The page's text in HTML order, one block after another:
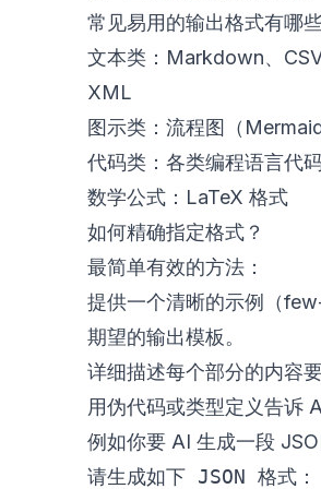
常见易用的输出格式有哪
文本类：Markdown、CSV
XML
图示类：流程图（
代码类：各类编程语言代
数学公式：LaTeX 格式
如何精确指定格式？
最简单有效的方法：
提供一个清晰的示例（
期望的输出模板。
详细描述每个部分的内容要
用伪代码或类型定义告诉
例如你要 AI 生成一段
请生成如下 JSON 格式：